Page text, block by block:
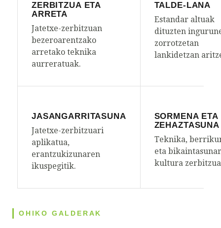
ZERBITZUA ETA
ARRETA
Jatetxe-zerbitzuan
bezeroarentzako
arretako teknika
aurreratuak.
TALDE-LANA
Estandar altuak
dituzten
zorrotzetan
lankidetzan
JASANGARRITASUNA
Jatetxe-zerbitzuari
aplikatua,
erantzukizunaren
ikuspegitik.
SORMENA ETA
ZEHAZTASUNA
Teknika,
eta
kultura
OHIKO GALDERAK